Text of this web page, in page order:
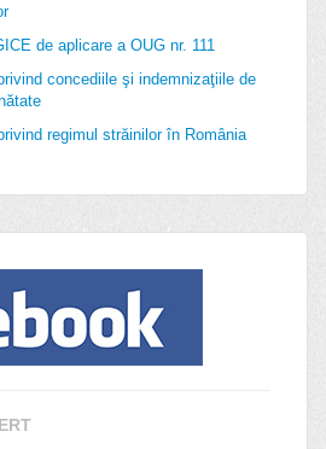
de aplicare a OUG nr. 111
concediile şi indemnizaţiile de
regimul străinilor în România